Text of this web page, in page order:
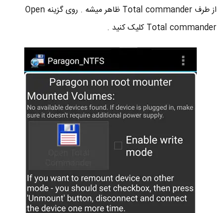
از طرف Total commander ظاهر میشه . روی گزینه Open
Total commander کلیک کنید .